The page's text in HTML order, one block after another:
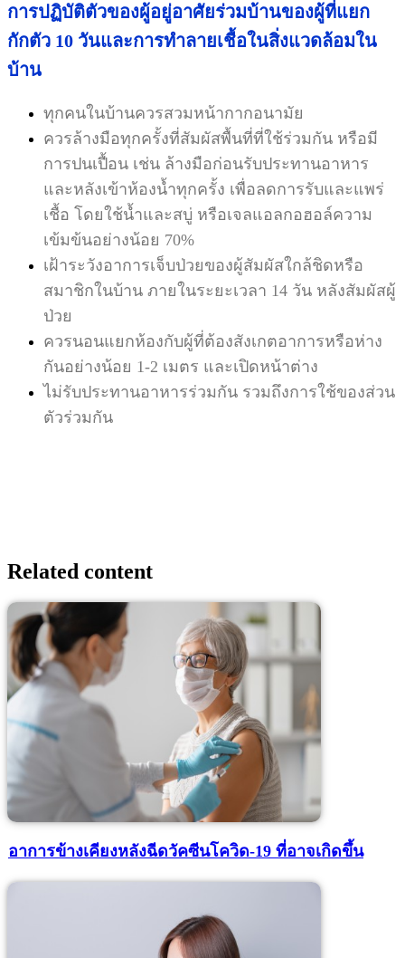
การปฏิบัติตัวของผู้อยู่อาศัยร่วมบ้านของผู้ที่แยก
กักตัว 10 วันและการทำลายเชื้อในสิ่งแวดล้อมใน
บ้าน
ทุกคนในบ้านควรสวมหน้ากากอนามัย
ควรล้างมือทุกครั้งที่สัมผัสพื้นที่ที่ใช้ร่วมกัน หรือมี
การปนเปื้อน เช่น ล้างมือก่อนรับประทานอาหาร
และหลังเข้าห้องน้ำทุกครั้ง เพื่อลดการรับและแพร่
เชื้อ โดยใช้น้ำและสบู่ หรือเจลแอลกอฮอล์ความ
เข้มข้นอย่างน้อย 70%
เฝ้าระวังอาการเจ็บป่วยของผู้สัมผัสใกล้ชิดหรือ
สมาชิกในบ้าน ภายในระยะเวลา 14 วัน หลังสัมผัสผู้
ป่วย
ควรนอนแยกห้องกับผู้ที่ต้องสังเกตอาการหรือห่าง
กันอย่างน้อย 1-2 เมตร และเปิดหน้าต่าง
ไม่รับประทานอาหารร่วมกัน รวมถึงการใช้ของส่วน
ตัวร่วมกัน
Related content
อาการข้างเคียงหลังฉีดวัคซีนโควิด-19 ที่อาจเกิดขึ้น